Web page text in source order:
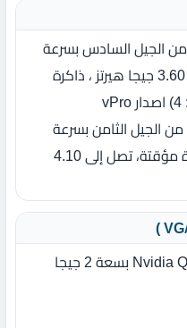
-معالج Intel Core i7-6820HQ من الجيل السادس بسرعة
2.70 جيجا هرتز (بسرعة تصل الي 3.60 جيجا هيرتز ، ذاكرة
- معالج Intel Core i7-6700HQ من الجيل الثامن بسرعة
2.20 جيجاهرتز ‏(‏9 ميجابايت ذاكرة مؤقتة، تصل إلى 4.10
- كرت منفصل Nvidia Quadro M1000M بسعة 2 جيجا